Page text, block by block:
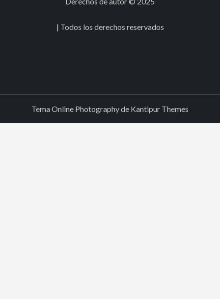
| Todos los derechos reservados
Tema Online Photography de Kantipur Themes